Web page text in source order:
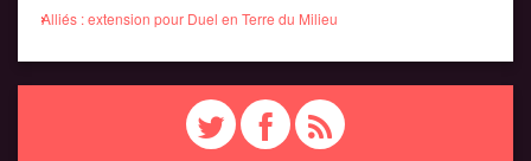
Alliés : extension pour Duel en Terre du Milieu